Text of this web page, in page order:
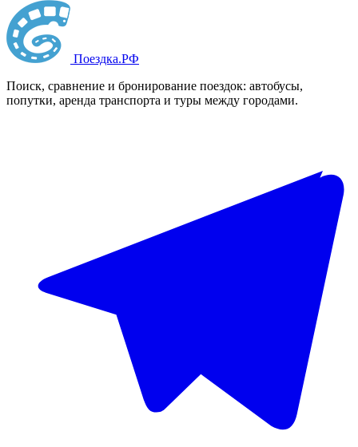
Поездка.РФ
Поиск, сравнение и бронирование поездок: автобусы,
попутки, аренда транспорта и туры между городами.